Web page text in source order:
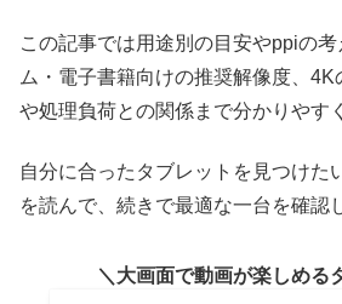
この記事では用途別の目安やppiの
ム・電子書籍向けの推奨解像度、
や処理負荷との関係まで分かりやす
自分に合ったタブレットを見つけた
を読んで、続きで最適な一台を確認
大画面で動画が楽しめる